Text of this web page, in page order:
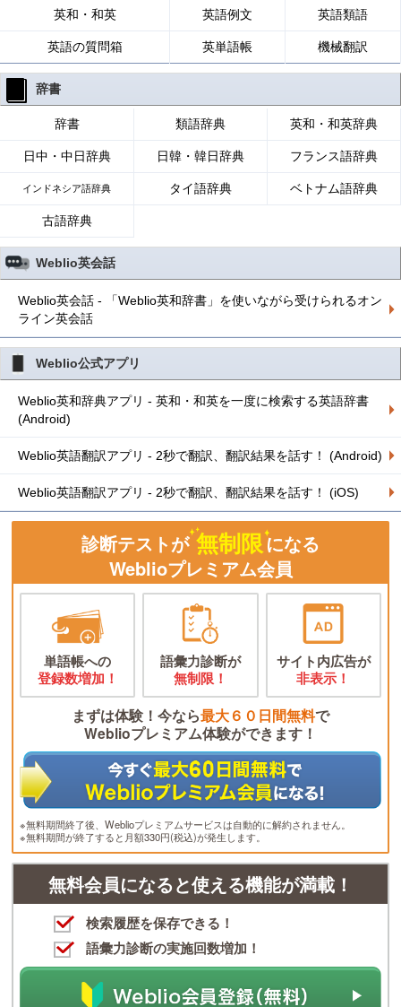
英和・和英 英語例文 英語類語
英語の質問箱 英単語帳 機械翻訳
辞書
辞書 類語辞典 英和・和英辞典
日中・中日辞典 日韓・韓日辞典 フランス語辞典
インドネシア語辞典 タイ語辞典 ベトナム語辞典
古語辞典
Weblio英会話
Weblio英会話 - 「Weblio英和辞書」を使いながら受けられるオン
ライン英会話
Weblio公式アプリ
Weblio英和辞典アプリ - 英和・和英を一度に検索する英語辞書
(Android)
Weblio英語翻訳アプリ - 2秒で翻訳、翻訳結果を話す！ (Android)
Weblio英語翻訳アプリ - 2秒で翻訳、翻訳結果を話す！ (iOS)
診断テストが 無制限になる
Weblioプレミアム会員
単語帳への
登録数増加！
語彙力診断が
無制限！
サイト内広告が
非表示！
まずは体験！今なら最大６０日間無料で
Weblioプレミアム体験ができます！
※無料期間終了後、Weblioプレミアムサービスは自動的に解約されません。
※無料期間が終了すると月額330円(税込)が発生します。
無料会員になると使える機能が満載！
検索履歴を保存できる！
語彙力診断の実施回数増加！